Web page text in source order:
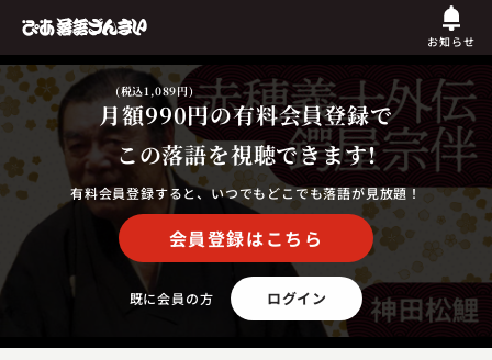
お知らせ
月額990円
(税込1,089円)
の有料会員登録で
この落語を視聴できます!
有料会員登録すると、いつでもどこでも落語が見放題！
会員登録はこちら
既に会員の方 ログイン